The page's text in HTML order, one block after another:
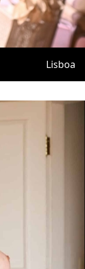
Lisboa